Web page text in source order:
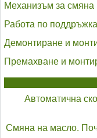
Механизъм за смяна
Работа по
Демонтиране и
Премахване и
Автоматична
Смяна на масло.